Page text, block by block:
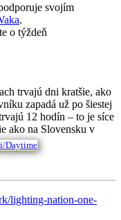
svojím
.
o týždeň
trvajú dni kratšie, ako
zapadá už po šiestej
12 hodín – to je síce
ako na Slovensku v
Daytime
lighting-nation-one-